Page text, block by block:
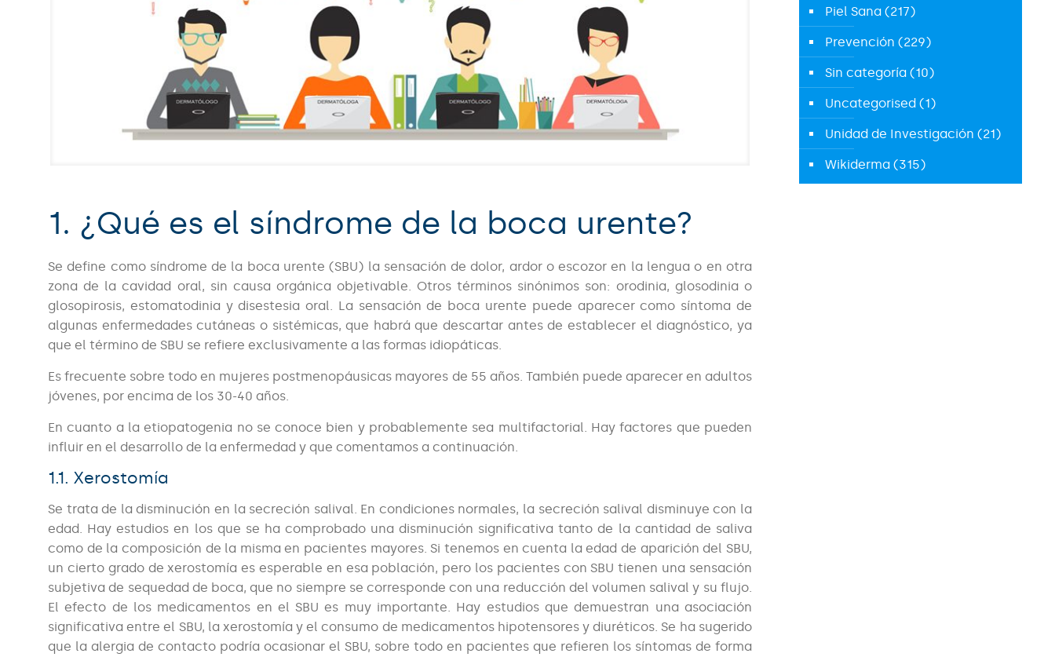
1. ¿Qué es el síndrome de la boca urente?
Se define como síndrome de la boca urente (SBU) la sensación de dolor, ardor o escozor en la lengua o en otra
zona de la cavidad oral, sin causa orgánica objetivable. Otros términos sinónimos son: orodinia, glosodinia o
glosopirosis, estomatodinia y disestesia oral. La sensación de boca urente puede aparecer como síntoma de
algunas enfermedades cutáneas o sistémicas, que habrá que descartar antes de establecer el diagnóstico, ya
que el término de SBU se refiere exclusivamente a las formas idiopáticas.
Es frecuente sobre todo en mujeres postmenopáusicas mayores de 55 años. También puede aparecer en adultos
jóvenes, por encima de los 30-40 años.
En cuanto a la etiopatogenia no se conoce bien y probablemente sea multifactorial. Hay factores que pueden
influir en el desarrollo de la enfermedad y que comentamos a continuación.
1.1. Xerostomía
Se trata de la disminución en la secreción salival. En condiciones normales, la secreción salival disminuye con la
edad. Hay estudios en los que se ha comprobado una disminución significativa tanto de la cantidad de saliva
como de la composición de la misma en pacientes mayores. Si tenemos en cuenta la edad de aparición del SBU,
un cierto grado de xerostomía es esperable en esa población, pero los pacientes con SBU tienen una sensación
subjetiva de sequedad de boca, que no siempre se corresponde con una reducción del volumen salival y su flujo.
El efecto de los medicamentos en el SBU es muy importante. Hay estudios que demuestran una asociación
significativa entre el SBU, la xerostomía y el consumo de medicamentos hipotensores y diuréticos. Se ha sugerido
que la alergia de contacto podría ocasionar el SBU, sobre todo en pacientes que refieren los síntomas de forma
Piel Sana (217)
Prevención (229)
Sin categoría (10)
Uncategorised (1)
Unidad de Investigación (21)
Wikiderma (315)